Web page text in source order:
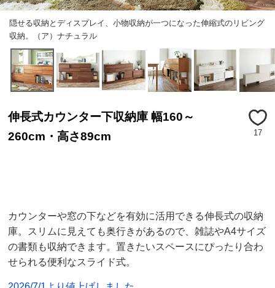
隠せる収納とディスプレイ、小物収納が一つになった伸縮式のリビング
収納。（ア）ナチュラル
伸長式カウンター下収納庫 幅160～
260cm・高さ89cm
17
カウンターや窓の下などを有効に活用できる伸長式の収納
庫。スリムに見えても奥行きがあるので、雑誌やA4サイズ
の書類も収納できます。置きたいスペースにぴったり合わ
せられる便利なスライド式。